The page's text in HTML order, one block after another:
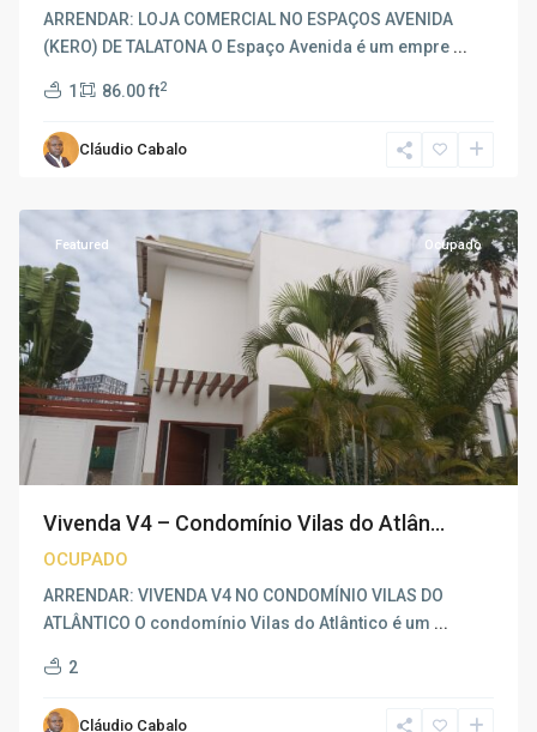
ARRENDAR: LOJA COMERCIAL NO ESPAÇOS AVENIDA
(KERO) DE TALATONA O Espaço Avenida é um empre ...
1 86.00 ft2
Cláudio Cabalo
Talatona,
Featured Ocupado
Vivenda V4 – Condomínio Vilas do Atlân...
OCUPADO
ARRENDAR: VIVENDA V4 NO CONDOMÍNIO VILAS DO
ATLÂNTICO O condomínio Vilas do Atlântico é um ...
2
Cláudio Cabalo